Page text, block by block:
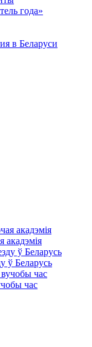
акадэмія
ў Беларусь
час